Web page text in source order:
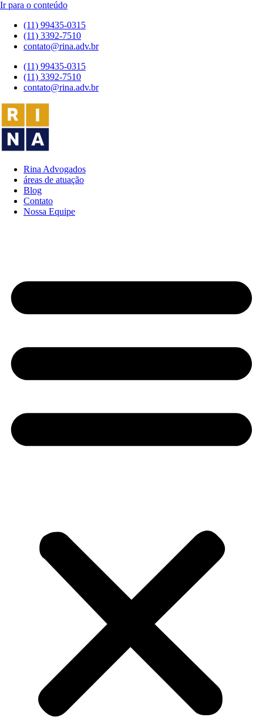
Ir para o conteúdo
(11) 99435-0315
(11) 3392-7510
contato@rina.adv.br
(11) 99435-0315
(11) 3392-7510
contato@rina.adv.br
Rina Advogados
áreas de atuação
Blog
Contato
Nossa Equipe